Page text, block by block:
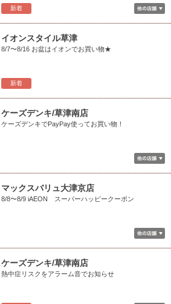
新着
新着
イオンスタイル草津
8/7〜8/16 お盆はイオンでお買い物★
ケーズデンキ/草津南店
ケーズデンキでPayPay使ってお買い物！
マックスバリュ大津京店
8/8〜8/9 iAEON スーパーハッピークーポン
ケーズデンキ/草津南店
熱中症リスクをアラーム音でお知らせ